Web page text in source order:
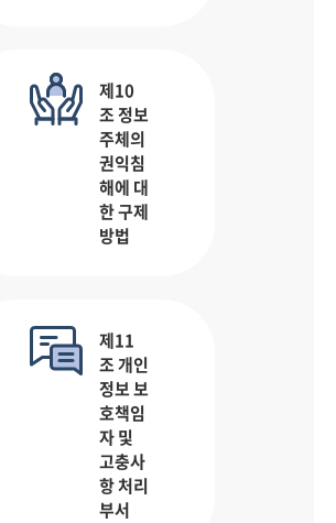
제10
조 정보
주체의
권익침
해에 대
한 구제
방법
제11
조 개인
정보 보
호책임
자 및
고충사
항 처리
부서